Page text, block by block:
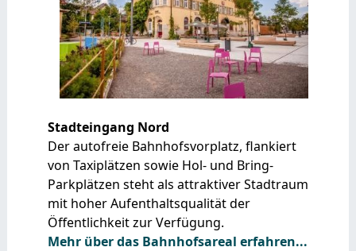
Stadteingang Nord
Der autofreie Bahnhofsvorplatz, flankiert
von Taxiplätzen sowie Hol- und Bring-
Parkplätzen steht als attraktiver Stadtraum
mit hoher Aufenthaltsqualität der
Öffentlichkeit zur Verfügung.
Mehr über das Bahnhofsareal erfahren...